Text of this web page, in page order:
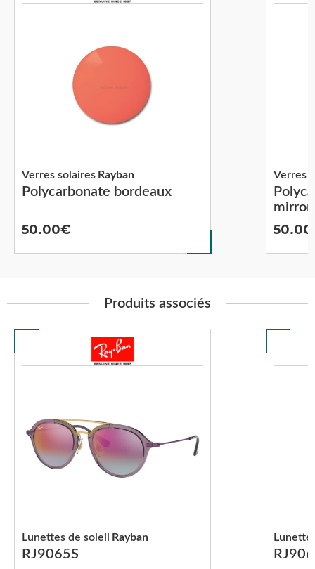
Polycarbonate bordeaux
Verres solaires Rayban
50.00
mirror
Verres
50.00
Produits associés
RJ9065S
Lunettes de soleil Rayban